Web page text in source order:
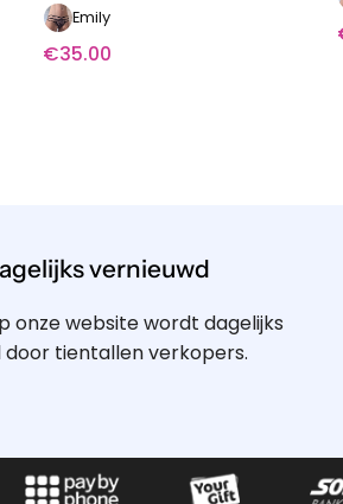
Emily
€35.00
vernieuwd
onze website wordt dagelijks
door tientallen verkopers.